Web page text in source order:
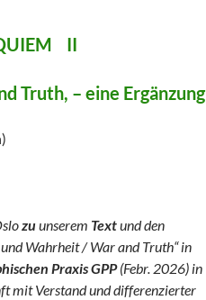
II
Truth, – eine Ergänzung
zuunserem Textund den
Wahrheit / War and Truth“ in
Praxis GPP(Febr. 2026) in
mit Verstand und differenzierter